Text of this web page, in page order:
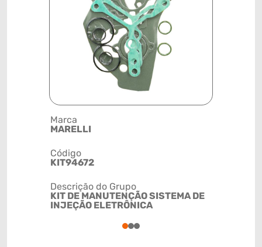
Marca
MARELLI
Código
KIT94672
Descrição do Grupo
KIT DE MANUTENÇÃO SISTEMA DE
INJEÇÃO ELETRÔNICA
123